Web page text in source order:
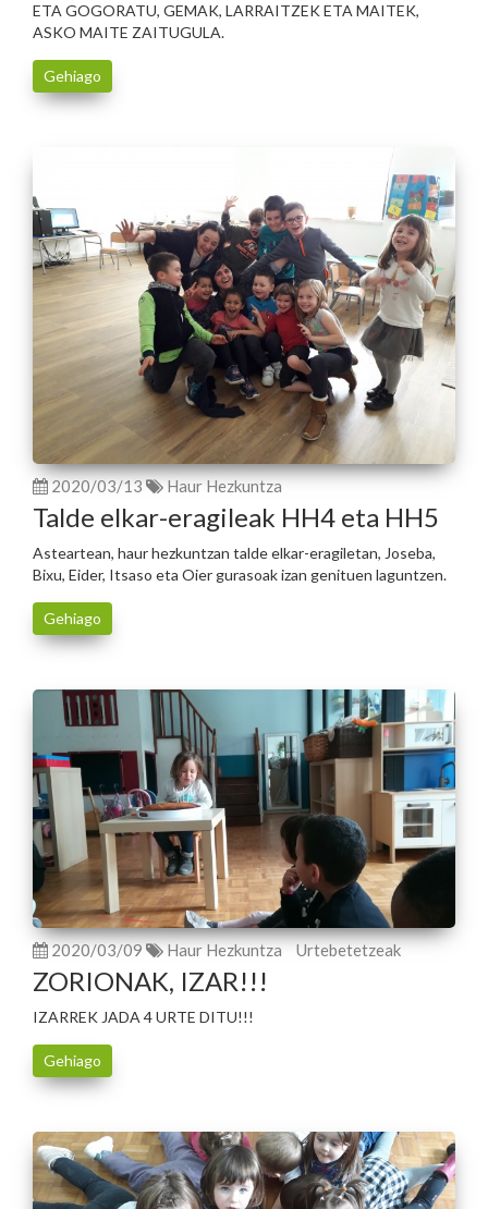
ETA GOGORATU, GEMAK, LARRAITZEK ETA MAITEK,
ASKO MAITE ZAITUGULA.
Gehiago
2020/03/13 Haur Hezkuntza
Talde elkar-eragileak HH4 eta HH5
Asteartean, haur hezkuntzan talde elkar-eragiletan, Joseba,
Bixu, Eider, Itsaso eta Oier gurasoak izan genituen laguntzen.
Gehiago
2020/03/09 Haur Hezkuntza Urtebetetzeak
ZORIONAK, IZAR!!!
IZARREK JADA 4 URTE DITU!!!
Gehiago